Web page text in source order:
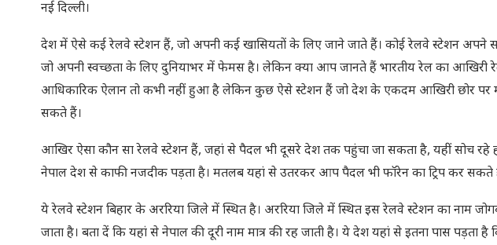
नई दिल्ली।
देश में ऐसे कई रेलवे स्टेशन हैं, जो अपनी कई खासियतों के लिए जाने जाते हैं। कोई रेलवे स्टेशन अपने
जो अपनी स्वच्छता के लिए दुनियाभर में फेमस है। लेकिन क्या आप जानते हैं भारतीय रेल का आखिरी
आधिकारिक ऐलान तो कभी नहीं हुआ है लेकिन कुछ ऐसे स्टेशन हैं जो देश के एकदम आखिरी छोर पर
सकते हैं।
आखिर ऐसा कौन सा रेलवे स्टेशन हैं, जहां से पैदल भी दूसरे देश तक पहुंचा जा सकता है, यहीं सोच रहे
नेपाल देश से काफी नजदीक पड़ता है। मतलब यहां से उतरकर आप पैदल भी फॉरेन का ट्रिप कर सकते
ये रेलवे स्टेशन बिहार के अररिया जिले में स्थित है। अररिया जिले में स्थित इस रेलवे स्टेशन का नाम
जाता है। बता दें कि यहां से नेपाल की दूरी नाम मात्र की रह जाती है। ये देश यहां से इतना पास